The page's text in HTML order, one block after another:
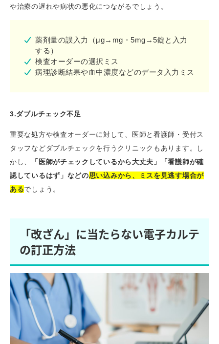
や治療の遅れや病状の悪化につながるでしょう。
薬剤量の誤入力（μg→mg・5mg→5錠と入力
する）
検査オーダーの選択ミス
病理診断結果や血中濃度などのデータ入力ミス
3.ダブルチェック不足
重要な処方や検査オーダーに対して、医師と看護師・受付ス
タッフなどダブルチェックを行うクリニックもあります。し
かし、
「医師がチェックしているから大丈夫」「看護師が確
認しているはず」などの思い込みから、ミスを見逃す場合が
あるでしょう。
「改ざん」に当たらない電子カルテ
の訂正方法